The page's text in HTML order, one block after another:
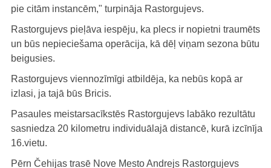
pie citām instancēm," turpināja Rastorgujevs.
Rastorgujevs pieļāva iespēju, ka plecs ir nopietni traumēts
un būs nepieciešama operācija, kā dēļ viņam sezona būtu
beigusies.
Rastorgujevs viennozīmīgi atbildēja, ka nebūs kopā ar
izlasi, ja tajā būs Bricis.
Pasaules meistarsacīkstēs Rastorgujevs labāko rezultātu
sasniedza 20 kilometru individuālajā distancē, kurā izcīnīja
16.vietu.
Pērn Čehijas trasē Nove Mesto Andrejs Rastorgujevs